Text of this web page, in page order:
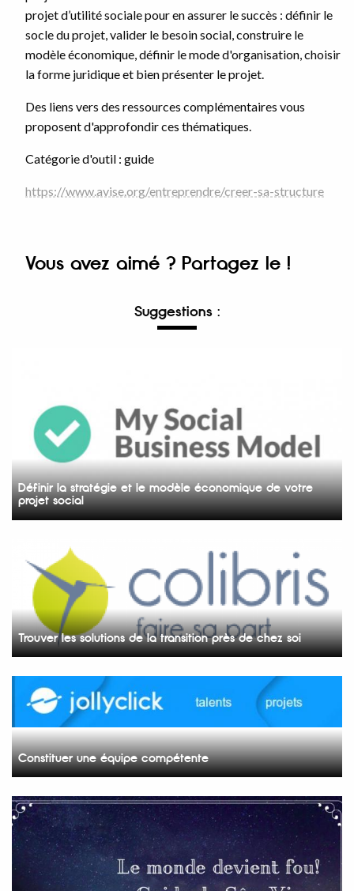
projet d’utilité sociale pour en assurer le succès : définir le
socle du projet, valider le besoin social, construire le
modèle économique, définir le mode d'organisation, choisir
la forme juridique et bien présenter le projet.
Des liens vers des ressources complémentaires vous
proposent d'approfondir ces thématiques.
Catégorie d'outil : guide
https://www.avise.org/entreprendre/creer-sa-structure
Vous avez aimé ? Partagez le !
Suggestions :
Définir la stratégie et le modèle économique de votre
projet social
Trouver les solutions de la transition près de chez soi
Constituer une équipe compétente